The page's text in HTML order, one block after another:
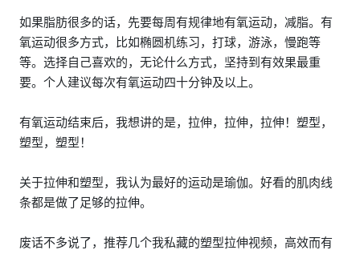
如果脂肪很多的话，先要每周有规律地有氧运动，减脂。有
氧运动很多方式，比如椭圆机练习，打球，游泳，慢跑等
等。选择自己喜欢的，无论什么方式，坚持到有效果最重
要。个人建议每次有氧运动四十分钟及以上。
有氧运动结束后，我想讲的是，拉伸，拉伸，拉伸！塑型，
塑型，塑型！
关于拉伸和塑型，我认为最好的运动是瑜伽。好看的肌肉线
条都是做了足够的拉伸。
废话不多说了，推荐几个我私藏的塑型拉伸视频，高效而有